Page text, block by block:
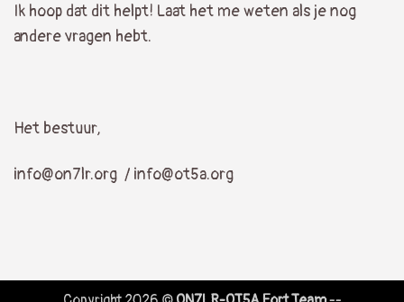
Ik hoop dat dit helpt! Laat het me weten als je nog
andere vragen hebt.
Het bestuur,
info@on7lr.org / info@ot5a.org